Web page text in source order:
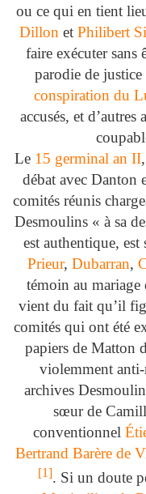
ou ce qui en tient
Dillon et Philibert
faire exécuter sans
parodie de
conspiration du
accusés, et
Le 15 germinal an II
débat avec Danton
comités réunis
Desmoulins « à sa
est authentique, est
Prieur, Dubarran,
témoin au
vient du fait qu’il
comités qui ont été
papiers de Matton
violemment
archives
sœur de
conventionnel
Bertrand Barère de
[1]. Si un doute